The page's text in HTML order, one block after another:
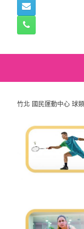
竹北 國民運動中心 球